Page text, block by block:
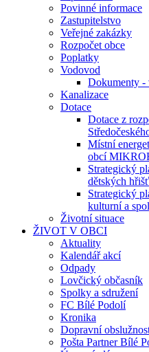
Povinné informace
Zastupitelstvo
Veřejné zakázky
Rozpočet obce
Poplatky
Vodovod
Dokumenty -
Kanalizace
Dotace
Dotace z
Místní
obcí
Strategický
dětských
Strategický
kulturní a
Životní situace
ŽIVOT V OBCI
Aktuality
Kalendář akcí
Odpady
Lovčický občasník
Spolky a sdružení
FC Bílé Podolí
Kronika
Dopravní
Pošta Partner Bílé